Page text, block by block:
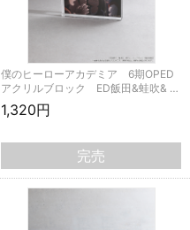
僕のヒーローアカデミア 6期OPED
アクリルブロック ED飯田&蛙吹& …
1,320円
完売